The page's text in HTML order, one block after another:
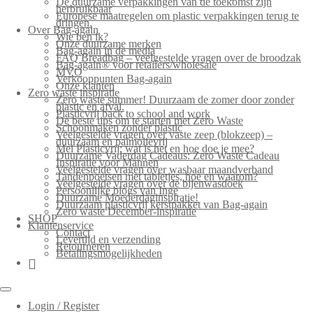
herbruikbaar
Europese maatregelen om plastic verpakkingen terug te
dringen.
Over Bag-again
Wie ben ik?
Onze duurzame merken
Bag-again in de media
FAQ Breadbag – veelgestelde vragen over de broodzak
Bag-again® voor retailers/wholesale
MVO
Verkooppunten Bag-again
Onze klanten
Zero waste inspiratie
Zero waste summer! Duurzaam de zomer door zonder
plastic en afval.
Plasticvrij back to school and work
De beste tips om te starten met Zero Waste
Schoonmaken zonder plastic
Veelgestelde vragen over vaste zeep (blokzeep) –
duurzaam en palmolievrij
Mei Plasticvrij: wat is het en hoe doe je mee?
Duurzame Vaderdag Cadeaus: Zero Waste Cadeau
Inspiratie voor Mannen
Veelgestelde vragen over wasbaar maandverband
Tandenpoetsen met tabletjes, hoe en waarom?
Veelgestelde vragen over de bijenwasdoek
Persoonlijke blogs van Inge
Duurzame Moederdaginspiratie!
Duurzaam plasticvrij kerstpakket van Bag-again
Zero waste December-inspiratie
SHOP
Klantenservice
Contact
Levertijd en verzending
Retourneren
Betalingsmogelijkheden
Login / Register